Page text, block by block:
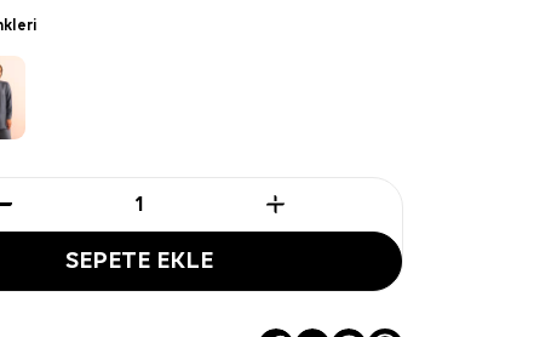
SEPETE EKLE